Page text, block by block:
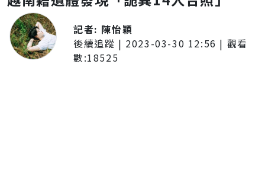
記者: 陳怡穎
後續追蹤 | 2023-03-30 12:56 | 觀看
數:18525